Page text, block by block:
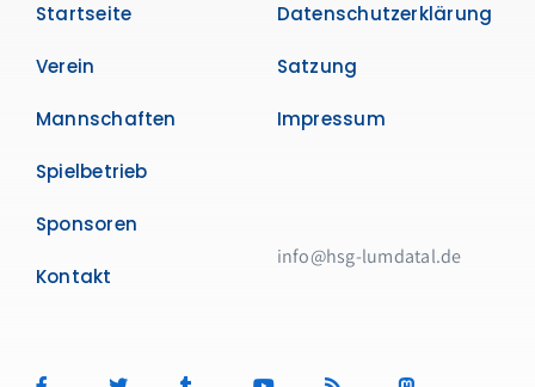
Startseite
Verein
Mannschaften
Spielbetrieb
Sponsoren
Kontakt
Datenschutzerklärung
Satzung
Impressum
info@hsg-lumdatal.de